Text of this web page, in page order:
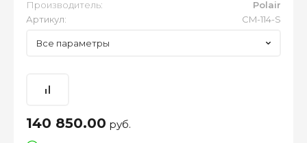
Производитель:
Polair
Артикул:
CM-114-S
Все параметры
140 850.00 руб.